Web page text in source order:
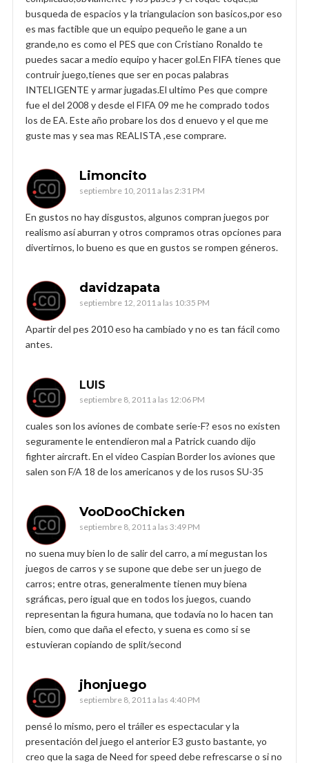
busqueda de espacios y la triangulacion son basicos,por eso
es mas factible que un equipo pequeño le gane a un
grande,no es como el PES que con Cristiano Ronaldo te
puedes sacar a medio equipo y hacer gol.En FIFA tienes que
contruir juego,tienes que ser en pocas palabras
INTELIGENTE y armar jugadas.El ultimo Pes que compre
fue el del 2008 y desde el FIFA 09 me he comprado todos
los de EA. Este año probare los dos d enuevo y el que me
guste mas y sea mas REALISTA ,ese comprare.
Limoncito
septiembre 10, 2011 a las 2:31 PM
En gustos no hay disgustos, algunos compran juegos por
realismo así aburran y otros compramos otras opciones para
divertirnos, lo bueno es que en gustos se rompen géneros.
davidzapata
septiembre 12, 2011 a las 10:35 PM
Apartir del pes 2010 eso ha cambiado y no es tan fácil como
antes.
LUIS
septiembre 8, 2011 a las 12:06 PM
cuales son los aviones de combate serie-F? esos no existen
seguramente le entendieron mal a Patrick cuando dijo
fighter aircraft. En el video Caspian Border los aviones que
salen son F/A 18 de los americanos y de los rusos SU-35
VooDooChicken
septiembre 8, 2011 a las 3:49 PM
no suena muy bien lo de salir del carro, a mí megustan los
juegos de carros y se supone que debe ser un juego de
carros; entre otras, generalmente tienen muy biena
sgráficas, pero igual que en todos los juegos, cuando
representan la figura humana, que todavía no lo hacen tan
bien, como que daña el efecto, y suena es como si se
estuvieran copiando de split/second
jhonjuego
septiembre 8, 2011 a las 4:40 PM
pensé lo mismo, pero el tráiler es espectacular y la
presentación del juego el anterior E3 gusto bastante, yo
creo que la saga de Need for speed debe refrescarse o si no